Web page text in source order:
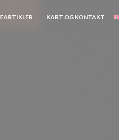
((ÅPNER I ET NYTT VINDU))
KART OG KONTAKT